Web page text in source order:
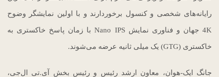
رایانه‌های شخصی و کنسول برخوردارند و با اولین نمایشگر وضوح
4K جهان و فناوری نمایش Nano IPS با زمان پاسخ خاکستری به
خاکستری (GTG) یک میلی ثانیه عرضه می‌شوند.
جانگ ایک-هوان، معاون ارشد رئیس و رئیس بخش آی.تی ال‌جی،